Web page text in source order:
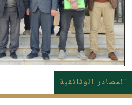
المصادر الوثائقية